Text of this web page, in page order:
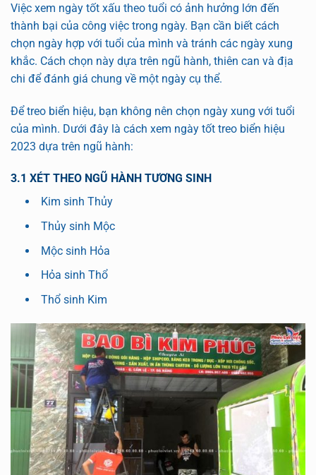
Việc xem ngày tốt xấu theo tuổi có ảnh hưởng lớn đến
thành bại của công việc trong ngày. Bạn cần biết cách
chọn ngày hợp với tuổi của mình và tránh các ngày xung
khắc. Cách chọn này dựa trên ngũ hành, thiên can và địa
chi để đánh giá chung về một ngày cụ thể.
Để treo biển hiệu, bạn không nên chọn ngày xung với tuổi
của mình. Dưới đây là cách xem ngày tốt treo biển hiệu
2023 dựa trên ngũ hành:
3.1 XÉT THEO NGŨ HÀNH TƯƠNG SINH
Kim sinh Thủy
Thủy sinh Mộc
Mộc sinh Hỏa
Hỏa sinh Thổ
Thổ sinh Kim